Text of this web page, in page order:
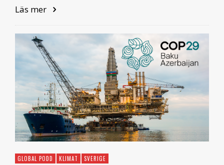
Läs mer
GLOBAL PODD KLIMAT SVERIGE